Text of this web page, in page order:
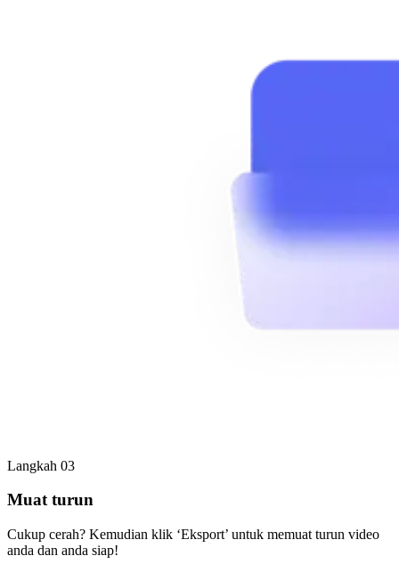
Langkah 03
Muat turun
Cukup cerah? Kemudian klik ‘Eksport’ untuk memuat turun video
anda dan anda siap!